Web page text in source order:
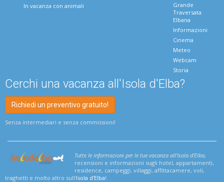
In vacanza con animali
Grande
Traversata
Elbana
Informazioni
Cinema
Meteo
Webcam
Storia
Cerchi una vacanza all'Isola d'Elba?
Richiedi un preventivo gratuito!
Senza intermediari e senza commissioni!
Tutte le informazioni per le tue vacanza all'Isola d'Elba,
recensioni e informazioni sugli hotel, appartamenti,
residence, campeggi, villaggi, affittacamere, voli,
traghetti e molto altro sull'Isola d'Elba!